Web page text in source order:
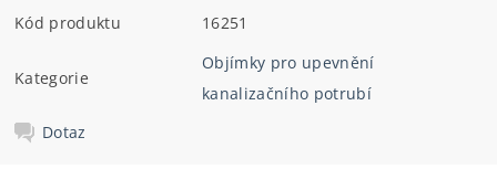
Kód produktu 16251
Kategorie
Objímky pro upevnění
kanalizačního potrubí
Dotaz